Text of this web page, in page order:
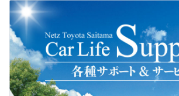
2026-05-12
カローラを一部改良
詳しくはこちら
～クルマファン大集合フェア～
2/14(土)•15(日) 2日間開催!!
たくさんのお客様にご来店いただき誠にありが
とうございました。
今後とも狭山店をどうぞよろしくお願いいたし
ます。
2025-06-16